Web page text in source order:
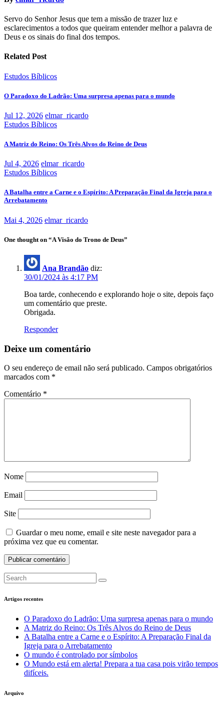
Servo do Senhor Jesus que tem a missão de trazer luz e
esclarecimentos a todos que queiram entender melhor a palavra de
Deus e os sinais do final dos tempos.
Related Post
Estudos Bíblicos
O Paradoxo do Ladrão: Uma surpresa apenas para o mundo
Jul 12, 2026 elmar_ricardo
Estudos Bíblicos
A Matriz do Reino: Os Três Alvos do Reino de Deus
Jul 4, 2026 elmar_ricardo
Estudos Bíblicos
A Batalha entre a Carne e o Espírito: A Preparação Final da Igreja para o
Arrebatamento
Mai 4, 2026 elmar_ricardo
One thought on “A Visão do Trono de Deus”
Ana Brandão diz:
30/01/2024 às 4:17 PM
Boa tarde, conhecendo e explorando hoje o site, depois faço
um comentário que preste.
Obrigada.
Responder
Deixe um comentário
O seu endereço de email não será publicado. Campos obrigatórios
marcados com *
Comentário *
Nome
Email
Site
Guardar o meu nome, email e site neste navegador para a
próxima vez que eu comentar.
Artigos recentes
O Paradoxo do Ladrão: Uma surpresa apenas para o mundo
A Matriz do Reino: Os Três Alvos do Reino de Deus
A Batalha entre a Carne e o Espírito: A Preparação Final da
Igreja para o Arrebatamento
O mundo é controlado por símbolos
O Mundo está em alerta! Prepara a tua casa pois virão tempos
difíceis.
Arquivo